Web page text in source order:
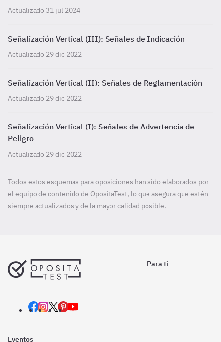
Actualizado 31 jul 2024
Señalización Vertical (III): Señales de Indicación
Actualizado 29 dic 2022
Señalización Vertical (II): Señales de Reglamentación
Actualizado 29 dic 2022
Señalización Vertical (I): Señales de Advertencia de
Peligro
Actualizado 29 dic 2022
Todos estos esquemas para oposiciones han sido elaborados por
el equipo de contenido de OpositaTest, lo que asegura que estén
siempre actualizados y de la mayor calidad posible.
Para ti
Eventos